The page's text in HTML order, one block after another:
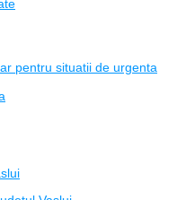
pentru situatii de urgenta